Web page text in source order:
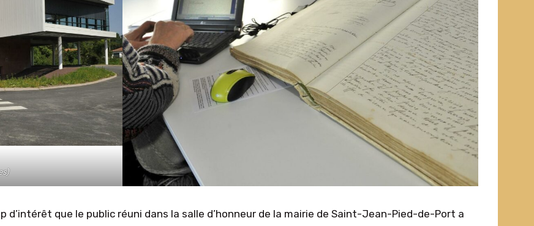
d’intérêt que le public réuni dans la salle d’honneur de la mairie de Saint-Jean-Pied-de-Port a